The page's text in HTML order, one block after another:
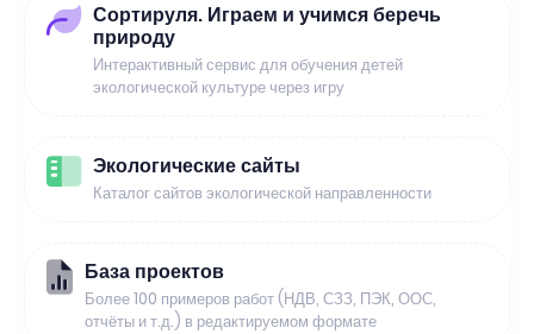
Сортируля. Играем и учимся беречь
природу
Интерактивный сервис для обучения детей
экологической культуре через игру
Экологические сайты
Каталог сайтов экологической направленности
База проектов
Более 100 примеров работ (НДВ, СЗЗ, ПЭК, ООС,
отчёты и т.д.) в редактируемом формате